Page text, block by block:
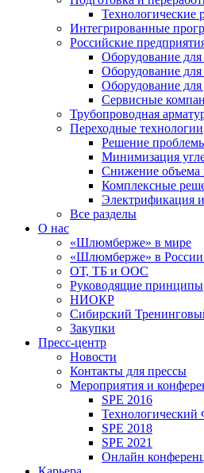
Технологические
Интегрированные
Российские
Оборудование
Оборудование для
Оборудование
Сервисные
Трубопроводная
Переходные технологии
Решение
Минимизация
Снижение объема
Комплексные
Электрификация
Все разделы
О нас
«Шлюмберже» в мире
«Шлюмберже» в России
ОТ, ТБ и ООС
Руководящие принципы
НИОКР
Сибирский
Закупки
Пресс-центр
Новости
Контакты для прессы
Мероприятия и
SPE 2016
SPE 2018
SPE 2021
Онлайн